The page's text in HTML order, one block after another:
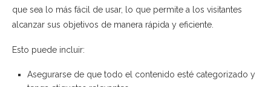
que sea lo más fácil de usar, lo que permite a los visitantes
alcanzar sus objetivos de manera rápida y eficiente.
Esto puede incluir:
Asegurarse de que todo el contenido esté categorizado y